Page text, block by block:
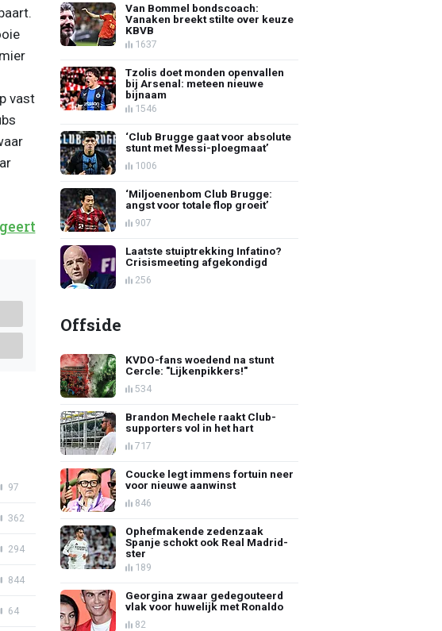
vast
97
362
294
844
64
Van Bommel bondscoach:
Vanaken breekt stilte over keuze
KBVB
1637
Tzolis doet monden openvallen
bij Arsenal: meteen nieuwe
bijnaam
1546
‘Club Brugge gaat voor absolute
stunt met Messi-ploegmaat’
1006
‘Miljoenenbom Club Brugge:
angst voor totale flop groeit’
907
Laatste stuiptrekking Infatino?
Crisismeeting afgekondigd
256
Offside
KVDO-fans woedend na stunt
Cercle: "Lijkenpikkers!"
534
Brandon Mechele raakt Club-
supporters vol in het hart
717
Coucke legt immens fortuin neer
voor nieuwe aanwinst
846
Ophefmakende zedenzaak
Spanje schokt ook Real Madrid-
ster
189
Georgina zwaar gedegouteerd
vlak voor huwelijk met Ronaldo
82